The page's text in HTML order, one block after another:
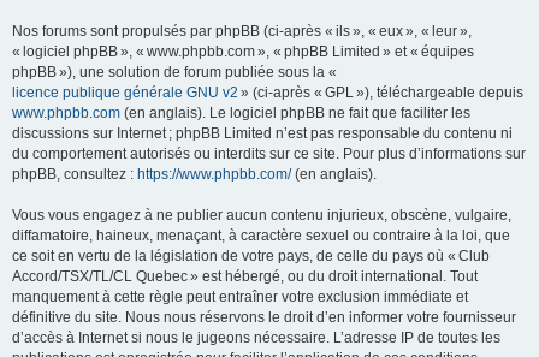
Nos forums sont propulsés par phpBB (ci-après « ils », « eux », « leur »,
« logiciel phpBB », « www.phpbb.com », « phpBB Limited » et « équipes
phpBB »), une solution de forum publiée sous la «
licence publique générale GNU v2 » (ci-après « GPL »), téléchargeable depuis
www.phpbb.com (en anglais). Le logiciel phpBB ne fait que faciliter les
discussions sur Internet ; phpBB Limited n’est pas responsable du contenu ni
du comportement autorisés ou interdits sur ce site. Pour plus d’informations sur
phpBB, consultez : https://www.phpbb.com/(en anglais).
Vous vous engagez à ne publier aucun contenu injurieux, obscène, vulgaire,
diffamatoire, haineux, menaçant, à caractère sexuel ou contraire à la loi, que
ce soit en vertu de la législation de votre pays, de celle du pays où « Club
Accord/TSX/TL/CL Quebec » est hébergé, ou du droit international. Tout
manquement à cette règle peut entraîner votre exclusion immédiate et
définitive du site. Nous nous réservons le droit d’en informer votre fournisseur
d’accès à Internet si nous le jugeons nécessaire. L’adresse IP de toutes les